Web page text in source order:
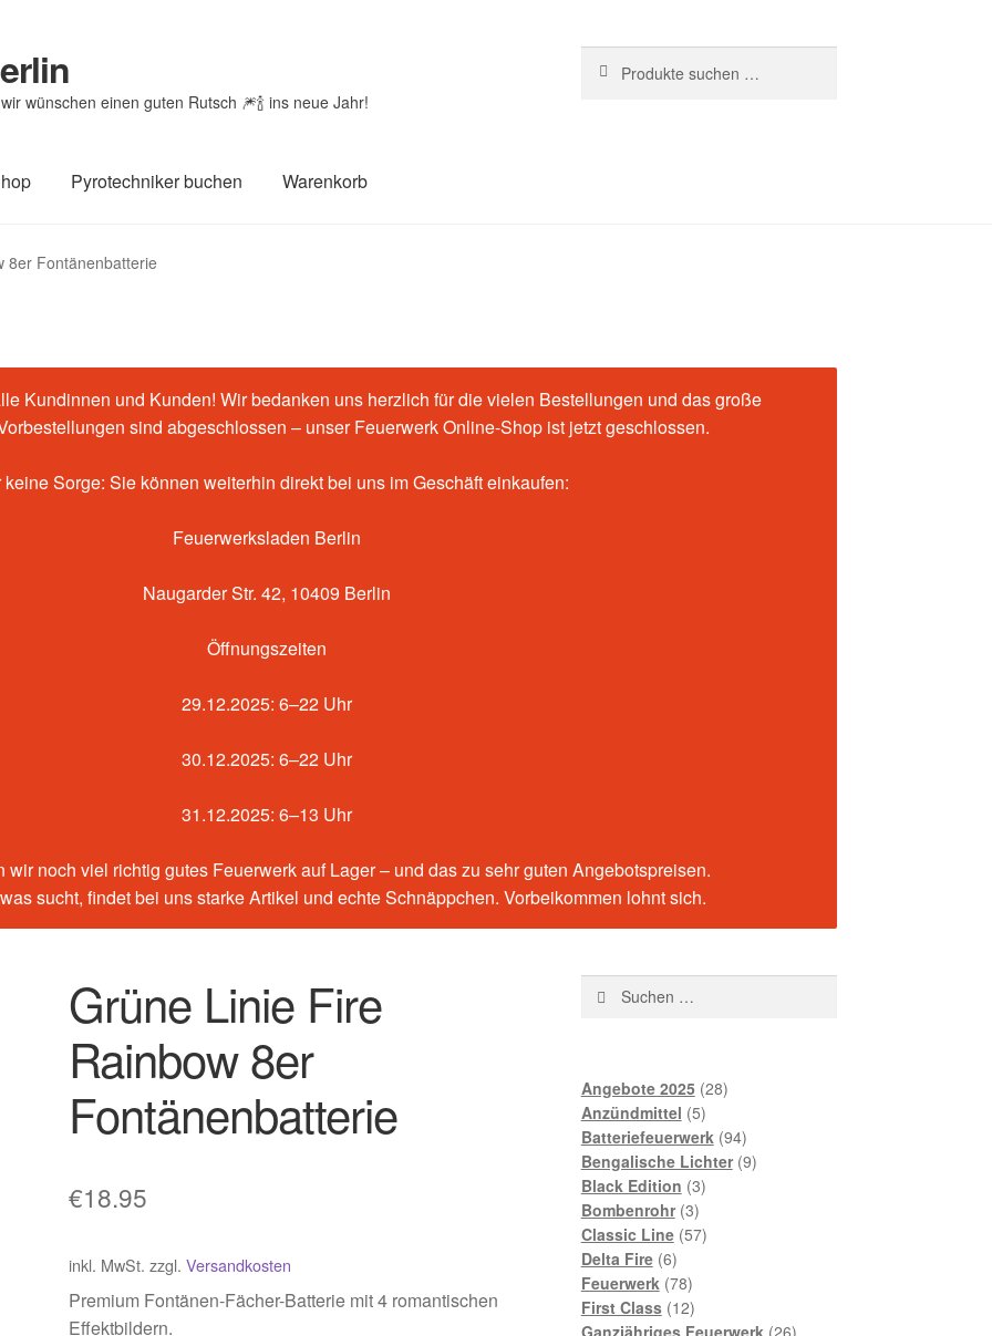
wünschen einen guten Rutsch 🎆🍾 ins neue Jahr!
Pyrotechniker buchen Warenkorb
von Bewertungen
8er Fontänenbatterie
Kundinnen und Kunden! Wir bedanken uns herzlich für die vielen Bestellungen und das große
sind abgeschlossen – unser Feuerwerk Online-Shop ist jetzt geschlossen.
keine Sorge: Sie können weiterhin direkt bei uns im Geschäft einkaufen:
Feuerwerksladen Berlin
Naugarder Str. 42, 10409 Berlin
Öffnungszeiten
29.12.2025: 6–22 Uhr
30.12.2025: 6–22 Uhr
31.12.2025: 6–13 Uhr
wir noch viel richtig gutes Feuerwerk auf Lager – und das zu sehr guten Angebotspreisen.
sucht, findet bei uns starke Artikel und echte Schnäppchen. Vorbeikommen lohnt sich.
Grüne Linie Fire
Rainbow 8er
Fontänenbatterie
€18.95
inkl. MwSt. zzgl.Versandkosten
Premium Fontänen-Fächer-Batterie mit 4 romantischen
Effektbildern.
Angebote 2025 28
Anzündmittel 5
Batteriefeuerwerk 94
Bengalische Lichter 9
Black Edition 3
Bombenrohr 3
Classic Line 57
Delta Fire 6
Feuerwerk 78
First Class 12
Ganzjähriges Feuerwerk 26